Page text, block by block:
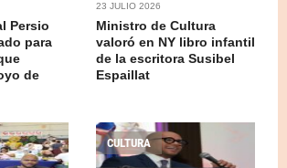
Persio
para
de
23 JULIO 2026
Ministro de Cultura
valoró en NY libro infantil
de la escritora Susibel
Espaillat
CULTURA